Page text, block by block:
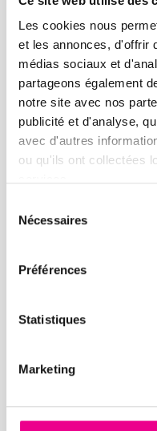
Les cookies nous
et les annonces, d'offrir
médias sociaux et
partageons également
notre site avec nos
publicité et d'analyse,
avec d'autres
ou qu'ils ont collectées
Nécessaires
Préférences
Statistiques
Marketing
Article
Ellisphere :
traitement
réalité des
entreprises et
des critères
d'Ellisphere,